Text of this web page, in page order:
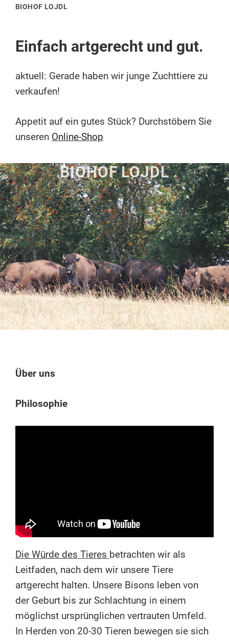
BIOHOF LOJDL
Einfach artgerecht und gut.
aktuell: Gerade haben wir junge Zuchttiere zu
verkaufen!
Appetit auf ein gutes Stück? Durchstöbern Sie
unseren Online-Shop
BIOHOF LOJDL
Über uns
Philosophie
Die Würde des Tieres betrachten wir als
Leitfaden, nach dem wir unsere Tiere
artgerecht halten. Unsere Bisons leben von
der Geburt bis zur Schlachtung in einem
möglichst ursprünglichen vertrauten Umfeld.
In Herden von 20-30 Tieren bewegen sie sich